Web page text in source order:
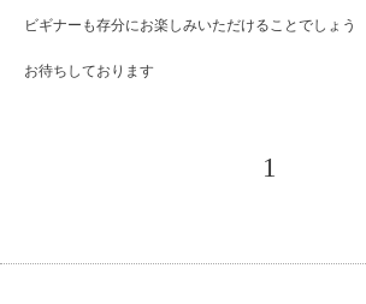
ビギナーも存分にお楽しみいただけることでしょう
お待ちしております
1